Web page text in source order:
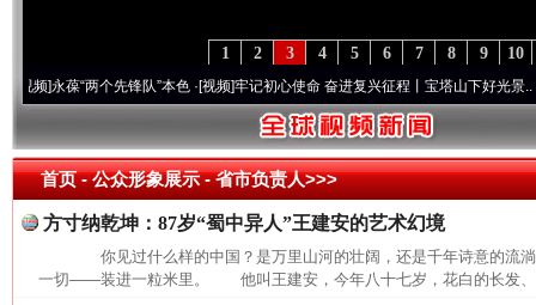
10
9
8
7
6
5
4
3
2
1
永葆“两个先锋队”本色·[视频]牢记初心使命 奋进复兴征程丨宝塔山下好光景..·[视频]
首页- 公众形象展示 -省市负责人>>>
方寸纳乾坤：87岁“蜀中异人”王建安的艺术幻境
你见过什么样的中国？是万里山河的壮阔，还是千年诗意的
一切——装进一粒米里。 他叫王建安，今年八十七岁，花白的长发、